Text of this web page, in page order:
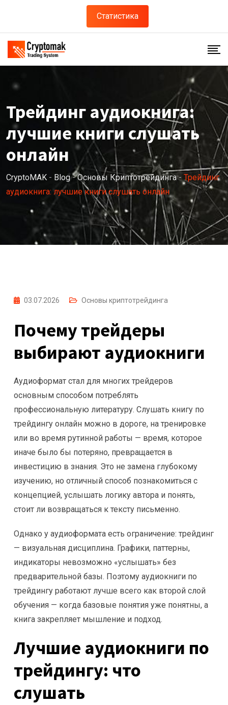
content
Статистика
Трейдинг аудиокнига:
лучшие книги слушать
онлайн
CryptoMAK - Blog-Основы Криптотрейдинга- Трейдинг
аудиокнига: лучшие книги слушать онлайн
03.07.2026 Основы криптотрейдинга
Почему трейдеры
выбирают аудиокниги
Аудиоформат стал для многих трейдеров
основным способом потреблять
профессиональную литературу. Слушать книгу по
трейдингу онлайн можно в дороге, на тренировке
или во время рутинной работы — время, которое
иначе было бы потеряно, превращается в
инвестицию в знания. Это не замена глубокому
изучению, но отличный способ познакомиться с
концепцией, услышать логику автора и понять,
стоит ли возвращаться к тексту письменно.
Однако у аудиоформата есть ограничение: трейдинг
— визуальная дисциплина. Графики, паттерны,
индикаторы невозможно «услышать» без
предварительной базы. Поэтому аудиокниги по
трейдингу работают лучше всего как второй слой
обучения — когда базовые понятия уже понятны, а
книга закрепляет мышление и подход.
Лучшие аудиокниги по
трейдингу: что
слушать